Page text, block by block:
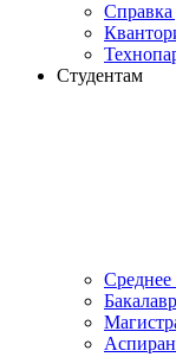
Справка
Студентам